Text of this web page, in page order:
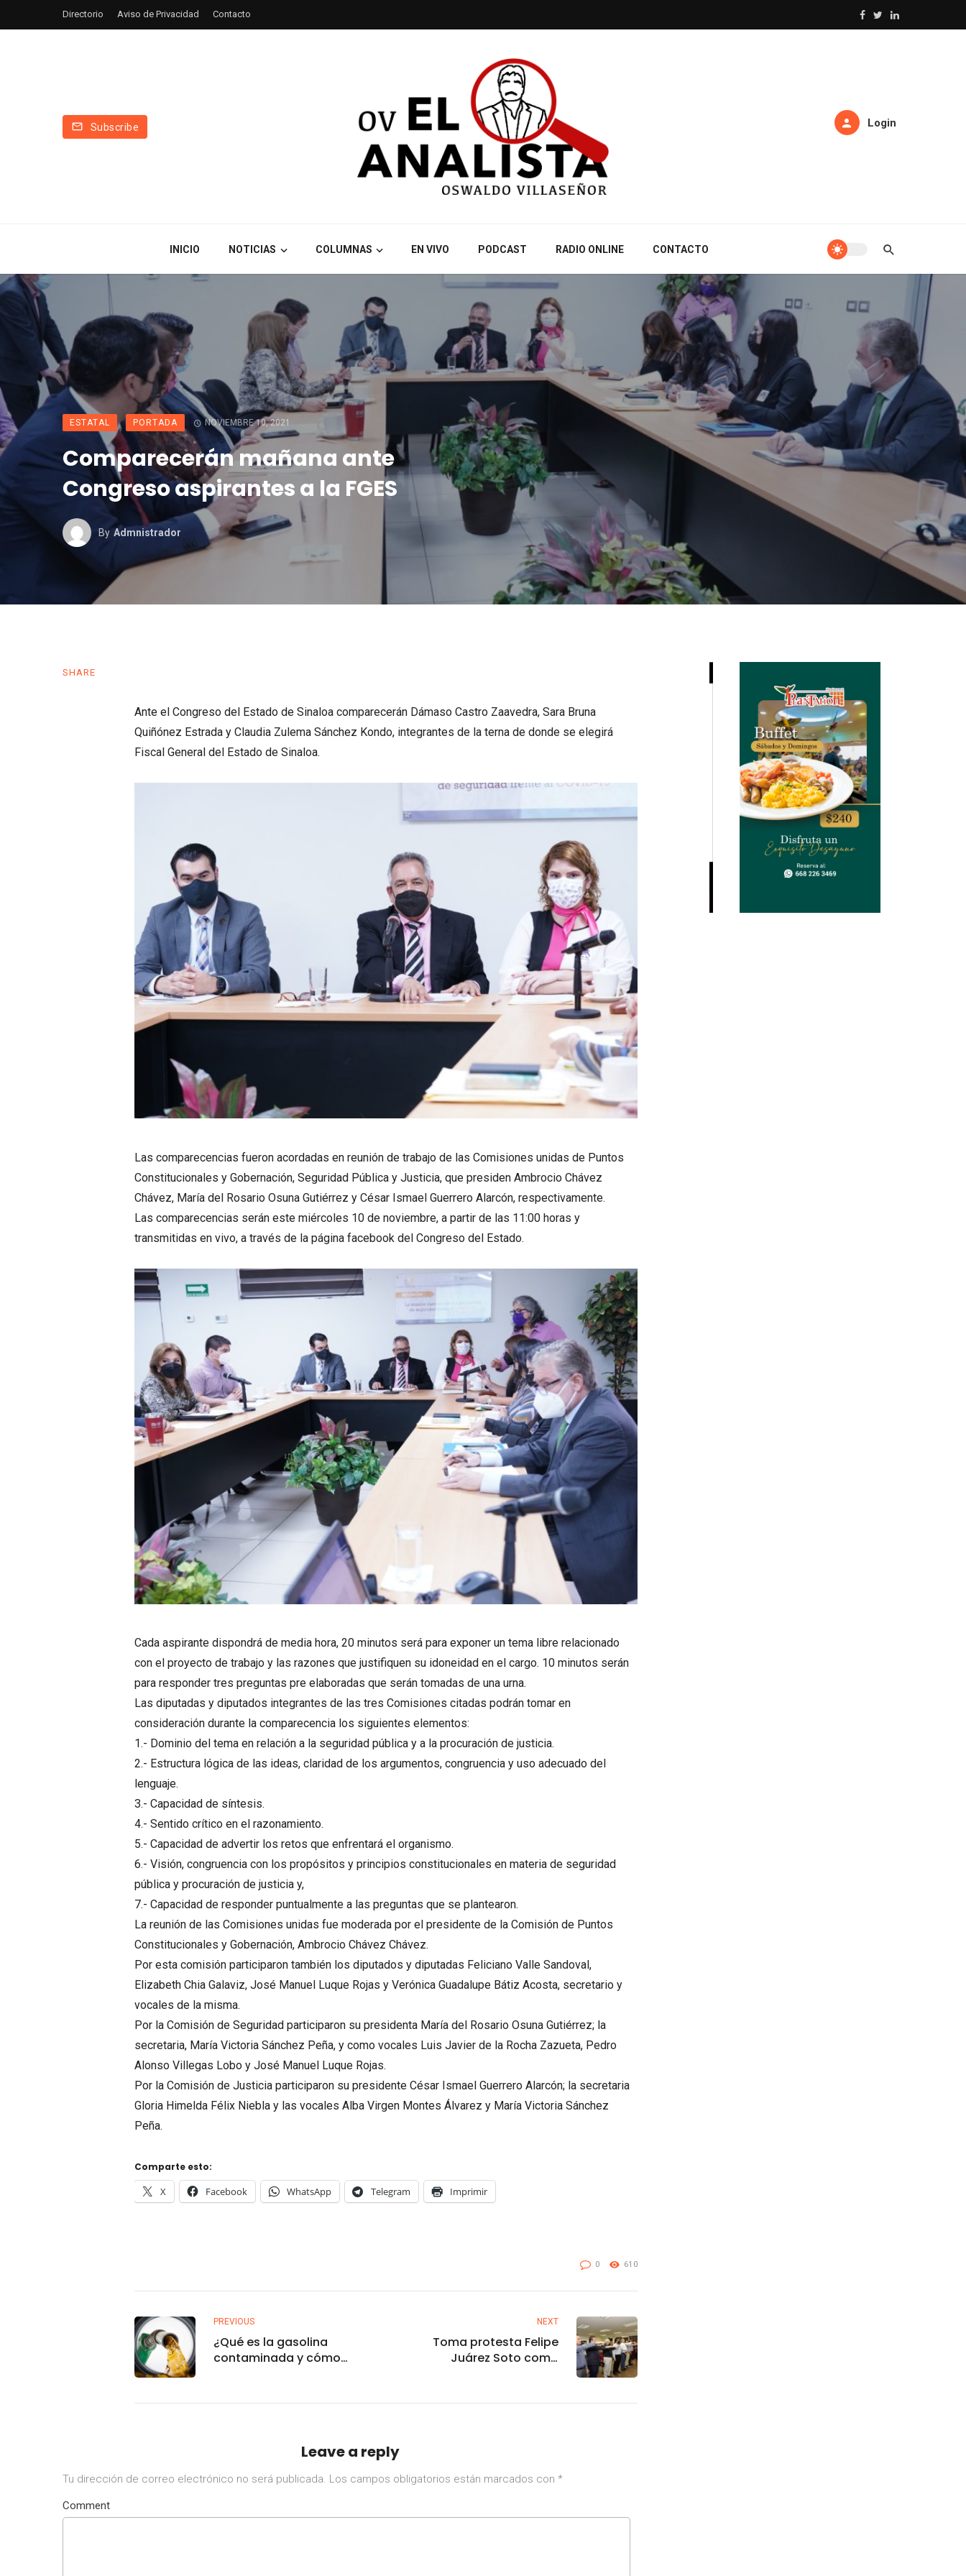
Directorio Aviso de Privacidad Contacto
Subscribe Login
INICIO NOTICIAS COLUMNAS EN VIVO PODCAST RADIO ONLINE CONTACTO
ESTATAL PORTADA NOVIEMBRE 10, 2021
Comparecerán mañana ante
Congreso aspirantes a la FGES
By Admnistrador
SHARE
Ante el Congreso del Estado de Sinaloa comparecerán Dámaso Castro Zaavedra, Sara Bruna
Quiñónez Estrada y Claudia Zulema Sánchez Kondo, integrantes de la terna de donde se elegirá
Fiscal General del Estado de Sinaloa.
Las comparecencias fueron acordadas en reunión de trabajo de las Comisiones unidas de Puntos
Constitucionales y Gobernación, Seguridad Pública y Justicia, que presiden Ambrocio Chávez
Chávez, María del Rosario Osuna Gutiérrez y César Ismael Guerrero Alarcón, respectivamente.
Las comparecencias serán este miércoles 10 de noviembre, a partir de las 11:00 horas y
transmitidas en vivo, a través de la página facebook del Congreso del Estado.
Cada aspirante dispondrá de media hora, 20 minutos será para exponer un tema libre relacionado
con el proyecto de trabajo y las razones que justifiquen su idoneidad en el cargo. 10 minutos serán
para responder tres preguntas pre elaboradas que serán tomadas de una urna.
Las diputadas y diputados integrantes de las tres Comisiones citadas podrán tomar en
consideración durante la comparecencia los siguientes elementos:
1.- Dominio del tema en relación a la seguridad pública y a la procuración de justicia.
2.- Estructura lógica de las ideas, claridad de los argumentos, congruencia y uso adecuado del
lenguaje.
3.- Capacidad de síntesis.
4.- Sentido crítico en el razonamiento.
5.- Capacidad de advertir los retos que enfrentará el organismo.
6.- Visión, congruencia con los propósitos y principios constitucionales en materia de seguridad
pública y procuración de justicia y,
7.- Capacidad de responder puntualmente a las preguntas que se plantearon.
La reunión de las Comisiones unidas fue moderada por el presidente de la Comisión de Puntos
Constitucionales y Gobernación, Ambrocio Chávez Chávez.
Por esta comisión participaron también los diputados y diputadas Feliciano Valle Sandoval,
Elizabeth Chia Galaviz, José Manuel Luque Rojas y Verónica Guadalupe Bátiz Acosta, secretario y
vocales de la misma.
Por la Comisión de Seguridad participaron su presidenta María del Rosario Osuna Gutiérrez; la
secretaria, María Victoria Sánchez Peña, y como vocales Luis Javier de la Rocha Zazueta, Pedro
Alonso Villegas Lobo y José Manuel Luque Rojas.
Por la Comisión de Justicia participaron su presidente César Ismael Guerrero Alarcón; la secretaria
Gloria Himelda Félix Niebla y las vocales Alba Virgen Montes Álvarez y María Victoria Sánchez
Peña.
Comparte esto:
X Facebook WhatsApp Telegram Imprimir
0 610
PREVIOUS
¿Qué es la gasolina
contaminada y cómo
NEXT
Toma protesta Felipe
Juárez Soto como
Leave a reply
Tu dirección de correo electrónico no será publicada. Los campos obligatorios están marcados con *
Comment